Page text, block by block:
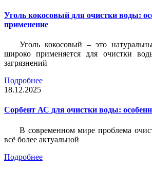
Уголь кокосовый для очистки воды:
применение
Уголь кокосовый – это
широко применяется для очистки
загрязнений
Подробнее
18.12.2025
Сорбент АС для очистки воды:
В современном мире проблема
всё более актуальной
Подробнее